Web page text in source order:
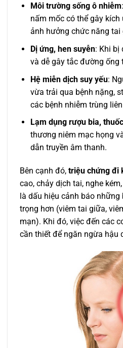
Môi trường sống ô nhiễm
nấm mốc có thể gây
ảnh hưởng chức năng tai
Dị ứng, hen suyễn: Khi bị
và dễ gây tắc đường
Hệ miễn dịch suy yếu:
vừa trải qua bệnh nặng,
các bệnh nhiễm trùng
Lạm dụng rượu bia,
thương niêm mạc họng
dẫn truyền âm thanh.
Bên cạnh đó, triệu chứng đi
cao, chảy dịch tai, nghe
là dấu hiệu cảnh báo
trọng hơn (viêm tai giữa,
mạn). Khi đó, việc đến các
cần thiết để ngăn ngừa hậu